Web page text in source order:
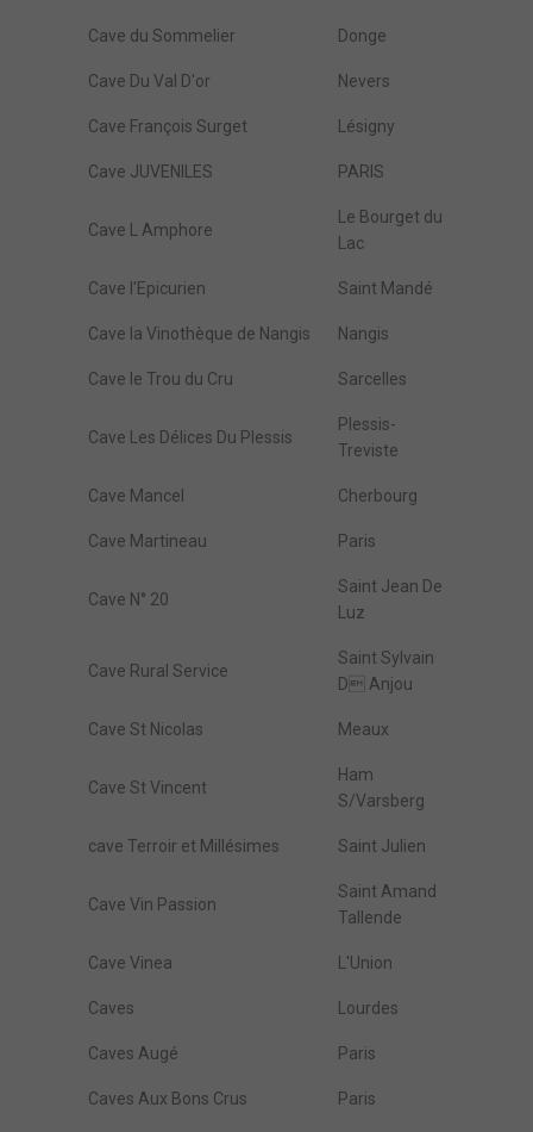
Cave du Sommelier Donge
Cave Du Val D'or Nevers
Cave François Surget Lésigny
Cave JUVENILES PARIS
Cave L Amphore
Le Bourget du
Lac
Cave l'Epicurien Saint Mandé
Cave la Vinothèque de Nangis Nangis
Cave le Trou du Cru Sarcelles
Cave Les Délices Du Plessis
Plessis-
Treviste
Cave Mancel Cherbourg
Cave Martineau Paris
Cave N° 20
Saint Jean De
Luz
Cave Rural Service
Saint Sylvain
D Anjou
Cave St Nicolas Meaux
Cave St Vincent
Ham
S/Varsberg
cave Terroir et Millésimes Saint Julien
Cave Vin Passion
Saint Amand
Tallende
Cave Vinea L'Union
Caves Lourdes
Caves Augé Paris
Caves Aux Bons Crus Paris